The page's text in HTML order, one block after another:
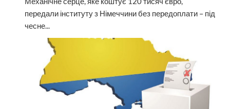
передали інституту з Німеччини без передоплати – під
чесне...